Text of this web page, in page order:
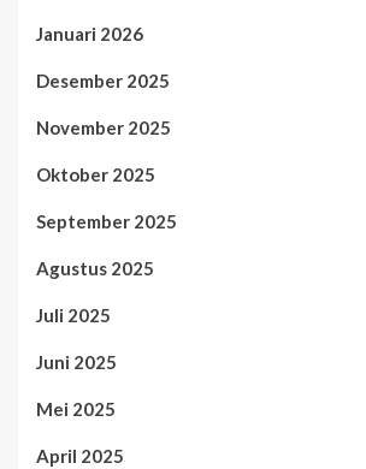
Januari 2026
Desember 2025
November 2025
Oktober 2025
September 2025
Agustus 2025
Juli 2025
Juni 2025
Mei 2025
April 2025